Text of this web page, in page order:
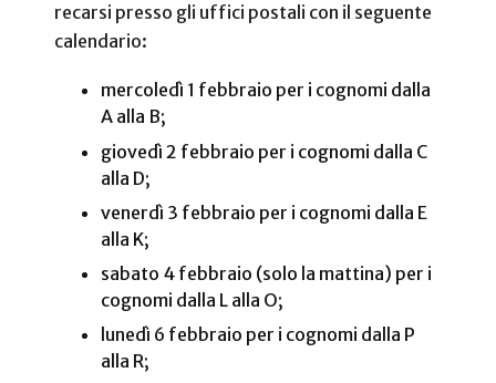
recarsi presso gli uffici postali con il seguente
calendario:
mercoledì 1 febbraio per i cognomi dalla
A alla B;
giovedì 2 febbraio per i cognomi dalla C
alla D;
venerdì 3 febbraio per i cognomi dalla E
alla K;
sabato 4 febbraio (solo la mattina) per i
cognomi dalla L alla O;
lunedì 6 febbraio per i cognomi dalla P
alla R;